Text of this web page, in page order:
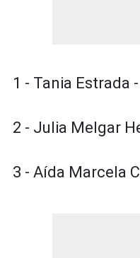
1 - Tania Estrada -
2 - Julia Melgar
3 - Aída Marcela